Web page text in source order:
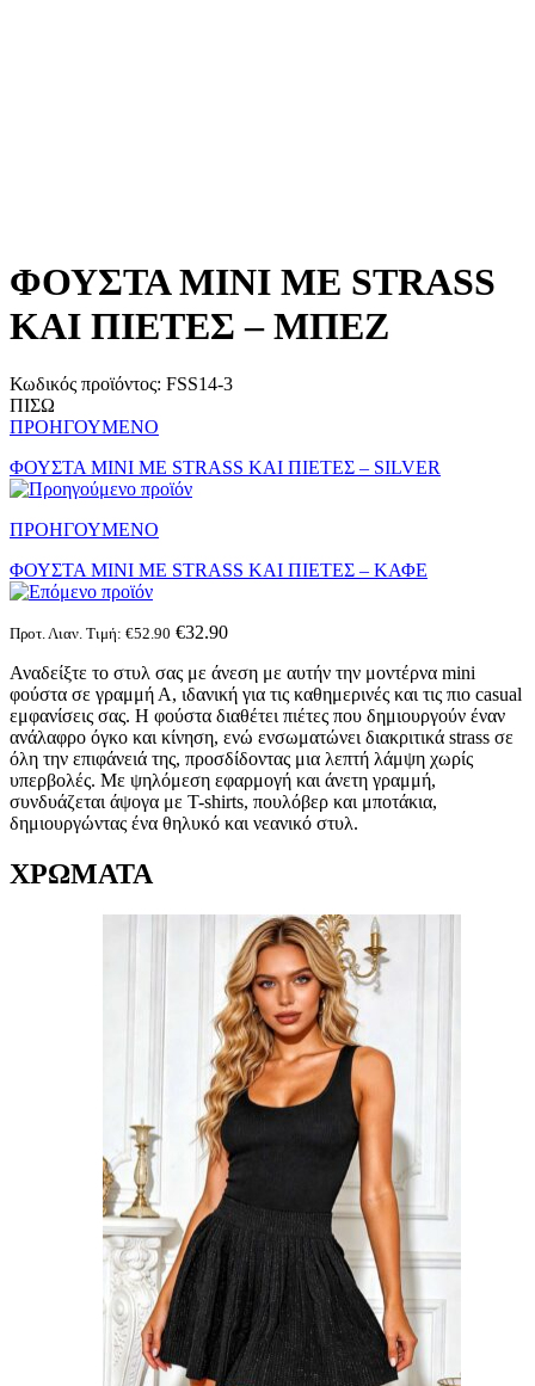
ΦΟΥΣΤΑ MINI ΜΕ STRASS
ΚΑΙ ΠΙΕΤΕΣ – ΜΠΕΖ
Κωδικός προϊόντος: FSS14-3
ΠΙΣΩ
ΠΡΟΗΓΟΥΜΕΝΟ
ΦΟΥΣΤΑ MINI ΜΕ STRASS ΚΑΙ ΠΙΕΤΕΣ – SILVER
ΠΡΟΗΓΟΥΜΕΝΟ
ΦΟΥΣΤΑ MINI ΜΕ STRASS ΚΑΙ ΠΙΕΤΕΣ – ΚΑΦΕ
Προτ. Λιαν. Τιμή: €52.90 €32.90
Αναδείξτε το στυλ σας με άνεση με αυτήν την μοντέρνα mini
φούστα σε γραμμή Α, ιδανική για τις καθημερινές και τις πιο casual
εμφανίσεις σας. Η φούστα διαθέτει πιέτες που δημιουργούν έναν
ανάλαφρο όγκο και κίνηση, ενώ ενσωματώνει διακριτικά strass σε
όλη την επιφάνειά της, προσδίδοντας μια λεπτή λάμψη χωρίς
υπερβολές. Με ψηλόμεση εφαρμογή και άνετη γραμμή,
συνδυάζεται άψογα με T-shirts, πουλόβερ και μποτάκια,
δημιουργώντας ένα θηλυκό και νεανικό στυλ.
ΧΡΩΜΑΤΑ